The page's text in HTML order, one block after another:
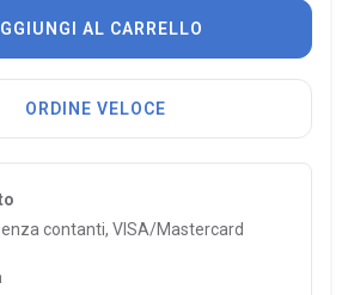
AL CARRELLO
ORDINE VELOCE
contanti, VISA/Mastercard